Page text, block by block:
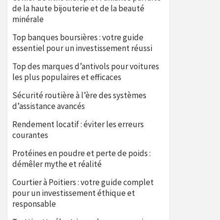
de la haute bijouterie et de la beauté
minérale
Top banques boursières : votre guide
essentiel pour un investissement réussi
Top des marques d’antivols pour voitures
les plus populaires et efficaces
Sécurité routière à l’ère des systèmes
d’assistance avancés
Rendement locatif : éviter les erreurs
courantes
Protéines en poudre et perte de poids :
démêler mythe et réalité
Courtier à Poitiers : votre guide complet
pour un investissement éthique et
responsable